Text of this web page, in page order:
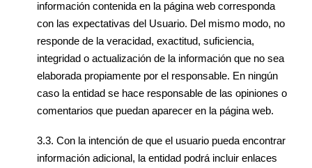
información contenida en la página web corresponda
con las expectativas del Usuario. Del mismo modo, no
responde de la veracidad, exactitud, suficiencia,
integridad o actualización de la información que no sea
elaborada propiamente por el responsable. En ningún
caso la entidad se hace responsable de las opiniones o
comentarios que puedan aparecer en la página web.
3.3.Con la intención de que el usuario pueda encontrar
información adicional, la entidad podrá incluir enlaces